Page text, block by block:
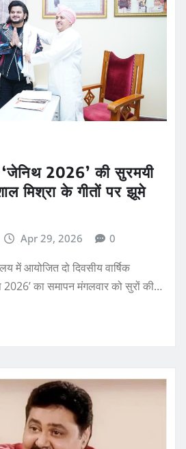
2026’ की सुरमयी
मिश्रा के गीतों पर झूमे
Apr 29, 2026 0
में आयोजित दो दिवसीय वार्षिक
का समापन मंगलवार को सुरों की…